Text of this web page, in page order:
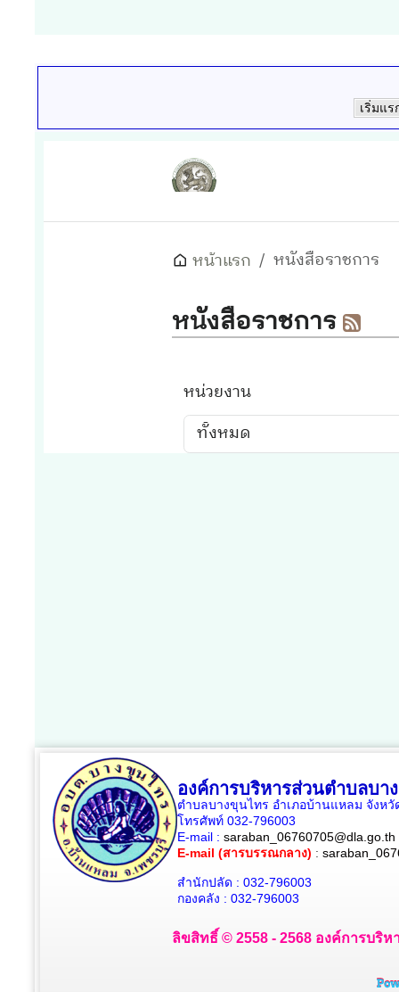
เริ่มแร
องค์การบริหารส่วนตำบลบา
ตำบลบางขุนไทร อำเภอบ้านแหลม จังหวั
โทรศัพท์ 032-796003
E-mail : saraban_06760705@dla.go.th
E-mail (สารบรรณกลาง) :
สำนักปลัด : 032-796003
กองคลัง : 032-796003
ลิขสิทธิ์ © 2558 - 2568 องค์การบริ